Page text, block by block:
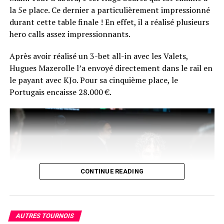
par donner une interview à Comanche.
La réaction du vainqueur fera certainement son petit
bonhomme de chemin sur les réseaux du poker
français… En plus de ça, Chotec risque de se souvenir
longtemps de sa photo d’après-victoire… en peignoir !
la 5e place. Ce dernier a particulièrement impressionné
durant cette table finale ! En effet, il a réalisé plusieurs
hero calls assez impressionnants.
Après avoir réalisé un 3-bet all-in avec les Valets,
Hugues Mazerolle l’a envoyé directement dans le rail en
le payant avec KJo. Pour sa cinquième place, le
Portugais encaisse 28.000 €.
CONTINUE READING
AUTRES TOURNOIS